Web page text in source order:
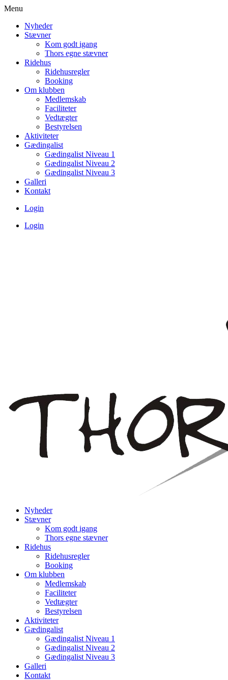
Menu
Nyheder
Stævner
Kom godt igang
Thors egne stævner
Ridehus
Ridehusregler
Booking
Om klubben
Medlemskab
Faciliteter
Vedtægter
Bestyrelsen
Aktiviteter
Gædingalist
Gædingalist Niveau 1
Gædingalist Niveau 2
Gædingalist Niveau 3
Galleri
Kontakt
Login
Login
Nyheder
Stævner
Kom godt igang
Thors egne stævner
Ridehus
Ridehusregler
Booking
Om klubben
Medlemskab
Faciliteter
Vedtægter
Bestyrelsen
Aktiviteter
Gædingalist
Gædingalist Niveau 1
Gædingalist Niveau 2
Gædingalist Niveau 3
Galleri
Kontakt